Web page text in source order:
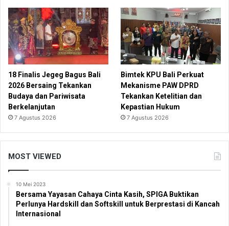
18 Finalis Jegeg Bagus Bali
2026 Bersaing Tekankan
Budaya dan Pariwisata
Berkelanjutan
7 Agustus 2026
Bimtek KPU Bali Perkuat
Mekanisme PAW DPRD
Tekankan Ketelitian dan
Kepastian Hukum
7 Agustus 2026
MOST VIEWED
10 Mei 2023
Bersama Yayasan Cahaya Cinta Kasih, SPIGA Buktikan
Perlunya Hardskill dan Softskill untuk Berprestasi di Kancah
Internasional